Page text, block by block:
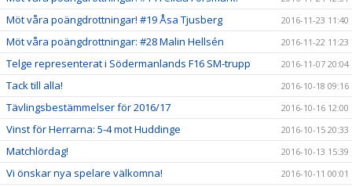
Möt våra poängdrottningar! #19 Åsa Tjusberg 2016-11-23 11:40
Möt våra poängdrottningar: #28 Malin Hellsén 2016-11-22 11:23
Telge representerat i Södermanlands F16 SM-trupp 2016-11-07 20:04
Tack till alla! 2016-10-18 09:16
Tävlingsbestämmelser för 2016/17 2016-10-16 12:00
Vinst för Herrarna: 5-4 mot Huddinge 2016-10-15 20:33
Matchlördag! 2016-10-13 15:39
Vi önskar nya spelare välkomna! 2016-10-11 00:01